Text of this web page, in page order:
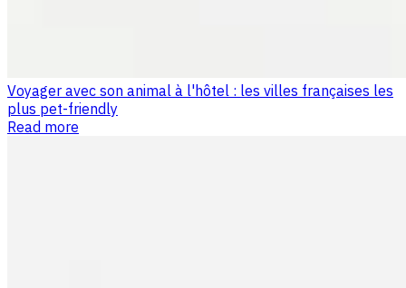
Voyager avec son animal à l'hôtel : les villes françaises les
plus pet-friendly
Read more